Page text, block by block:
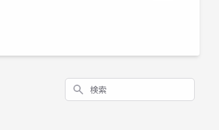
検索